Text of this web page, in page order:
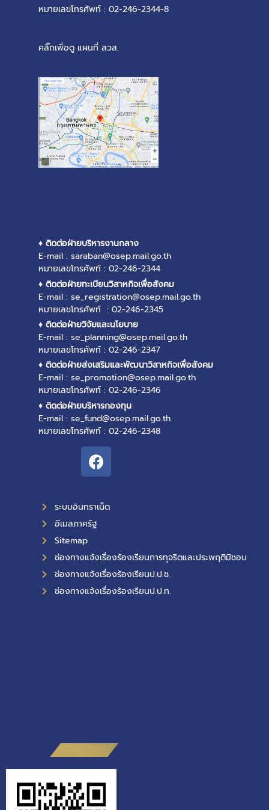
หมายเลขโทรศัพท์ : 02-246-2344-8
คลิ๊กเพื่อดู แผนที่ สวส.
♦ ติดต่อฝ่ายบริหารงานกลาง
E-mail : saraban@osep.mail.go.th
หมายเลขโทรศัพท์ : 02-246-2344
♦ ติดต่อฝ่ายทะเบียนวิสาหกิจเพื่อสังคม
E-mail : se_registration@osep.mail.go.th
หมายเลขโทรศัพท์ : 02-246-2345
♦ ติดต่อฝ่ายวิจัยและนโยบาย
E-mail : se_planning@osep.mail.go.th
หมายเลขโทรศัพท์ : 02-246-2347
♦ ติดต่อฝ่ายส่งเสริมและพัฒนาวิสาหกิจเพื่อสังคม
E-mail : se_promotion@osep.mail.go.th
หมายเลขโทรศัพท์ : 02-246-2346
♦ ติดต่อฝ่ายบริหารกองทุน
E-mail : se_fund@osep.mail.go.th
หมายเลขโทรศัพท์ : 02-246-2348
ระบบอินทราเน็ต
อีเมลภาครัฐ
Sitemap
ช่องทางแจ้งเรื่องร้องเรียนการทุจริตและประพฤติมิชอบ
ช่องทางแจ้งเรื่องร้องเรียนป.ป.ช.
ช่องทางแจ้งเรื่องร้องเรียนป.ป.ท.